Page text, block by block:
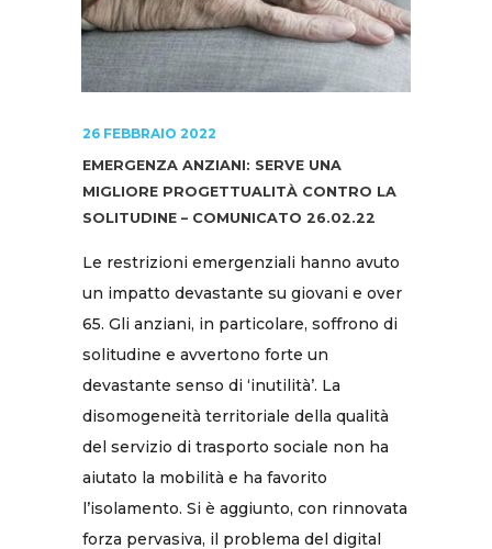
26 FEBBRAIO 2022
EMERGENZA ANZIANI: SERVE UNA
MIGLIORE PROGETTUALITÀ CONTRO LA
SOLITUDINE – COMUNICATO 26.02.22
Le restrizioni emergenziali hanno avuto
un impatto devastante su giovani e over
65. Gli anziani, in particolare, soffrono di
solitudine e avvertono forte un
devastante senso di ‘inutilità’. La
disomogeneità territoriale della qualità
del servizio di trasporto sociale non ha
aiutato la mobilità e ha favorito
l’isolamento. Si è aggiunto, con rinnovata
forza pervasiva, il problema del digital